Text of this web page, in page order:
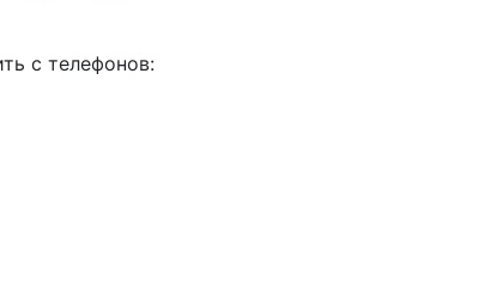
с телефонов: